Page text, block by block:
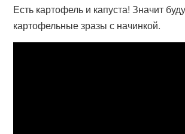
Есть картофель и капуста! Значит
картофельные зразы с начинкой.